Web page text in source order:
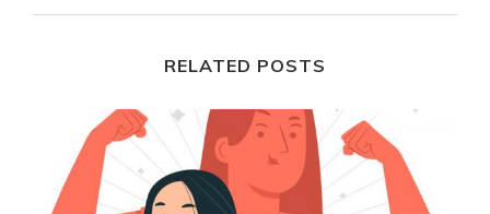
RELATED POSTS